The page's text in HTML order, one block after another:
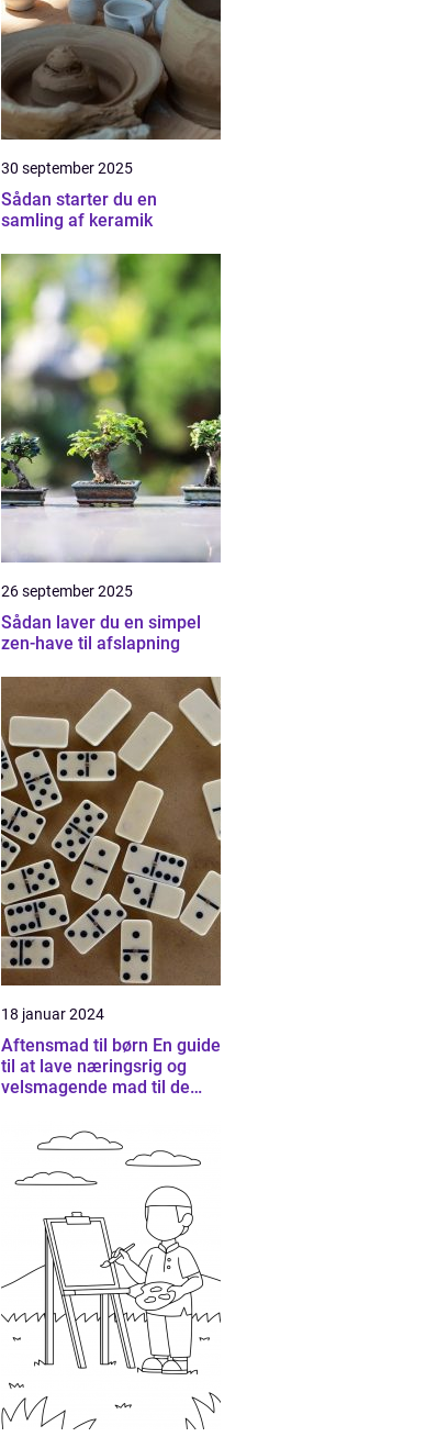
30 september 2025
Sådan starter du en
samling af keramik
26 september 2025
Sådan laver du en simpel
zen-have til afslapning
18 januar 2024
Aftensmad til børn En guide
til at lave næringsrig og
velsmagende mad til de